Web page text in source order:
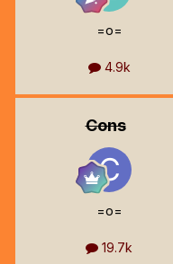
=o=
4.9k
Cons
=o=
19.7k